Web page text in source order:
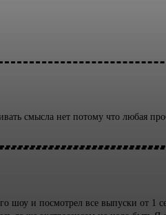
смысла нет потому что любая
шоу и посмотрел все выпуски от 1